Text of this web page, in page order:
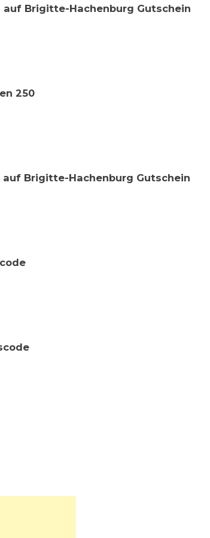
auf Brigitte-Hachenburg Gutschein
250
auf Brigitte-Hachenburg Gutschein